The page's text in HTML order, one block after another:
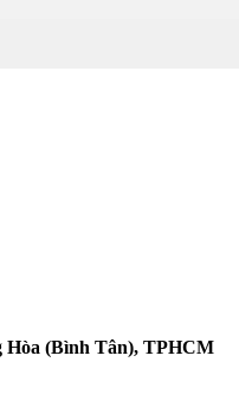
Hòa (Bình Tân), TPHCM